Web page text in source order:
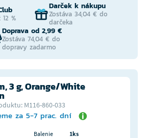
%
Darček k nákupu
Zostáva 34,04 € do
darčeka
Doprava od 2,99 €
Zostáva 74,04 € do
dopravy zadarmo
3 g, Orange/White
M116-860-033
za 5-7 prac. dní
Balenie
1ks